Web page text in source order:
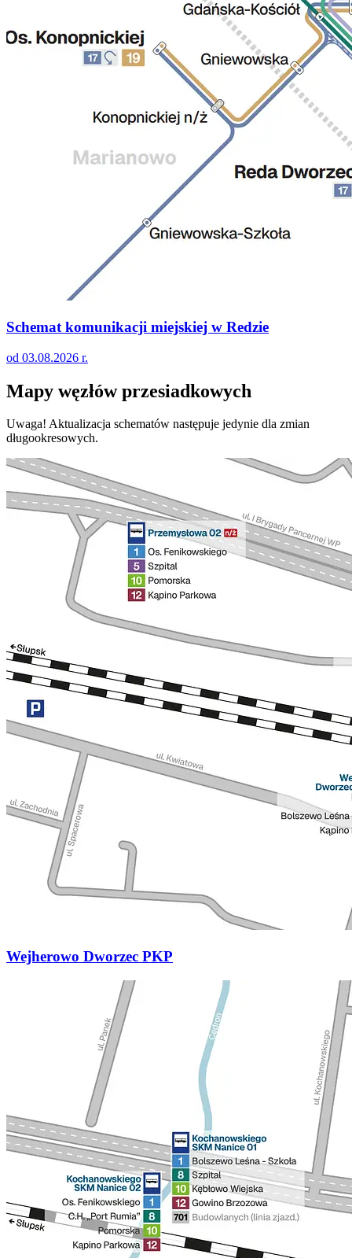
Schemat komunikacji miejskiej w Redzie
od 03.08.2026 r.
Mapy węzłów przesiadkowych
Uwaga! Aktualizacja schematów następuje jedynie dla zmian
długookresowych.
Wejherowo Dworzec PKP